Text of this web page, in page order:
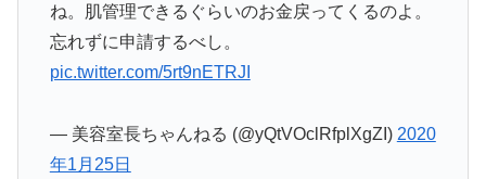
ね。肌管理できるぐらいのお金戻ってくるのよ。
忘れずに申請するべし。
pic.twitter.com/5rt9nETRJI
— 美容室長ちゃんねる (@yQtVOclRfplXgZI) 2020
年1月25日